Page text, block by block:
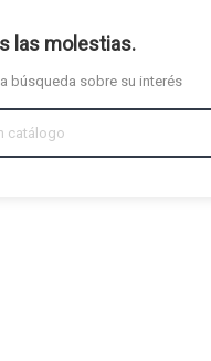
las molestias.
búsqueda sobre su interés